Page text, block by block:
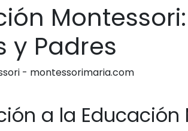
y Padres
a la Educación